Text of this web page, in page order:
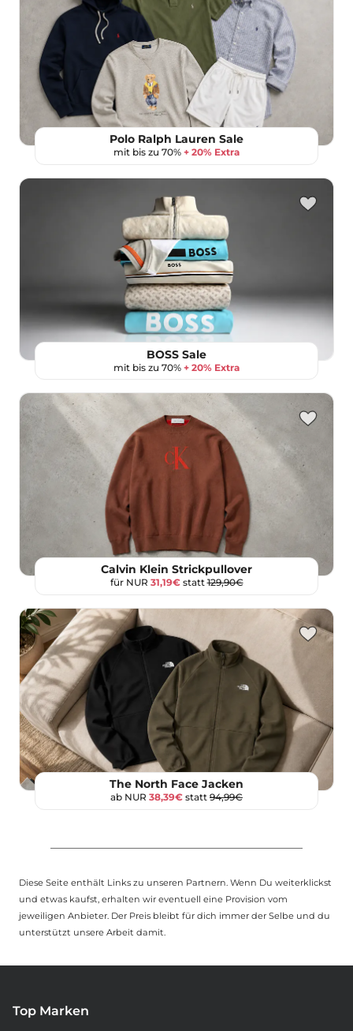
Polo Ralph Lauren Sale
mit bis zu 70% + 20% Extra
BOSS Sale
mit bis zu 70% + 20% Extra
Calvin Klein Strickpullover
für NUR 31,19€statt129,90€
The North Face Jacken
ab NUR 38,39€ statt 94,99€
Diese Seite enthält Links zu unseren Partnern. Wenn Du weiterklickst
und etwas kaufst, erhalten wir eventuell eine Provision vom
jeweiligen Anbieter. Der Preis bleibt für dich immer der Selbe und du
unterstützt unsere Arbeit damit.
Top Marken